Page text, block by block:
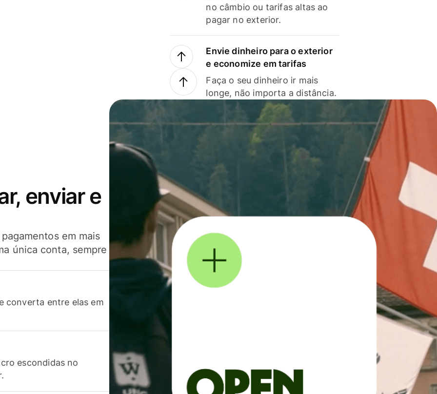
no câmbio ou tarifas altas ao
pagar no exterior.
Envie dinheiro para o exterior
e economize em tarifas
Faça o seu dinheiro ir mais
longe, não importa a distância.
enviar e
em mais
única conta, sempre
converta entre elas em
escondidas no